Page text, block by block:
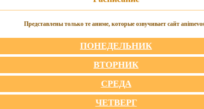
Представлены только те аниме, которые озвучивает сайт
ПОНЕДЕЛЬНИК
ВТОРНИК
СРЕДА
ЧЕТВЕРГ